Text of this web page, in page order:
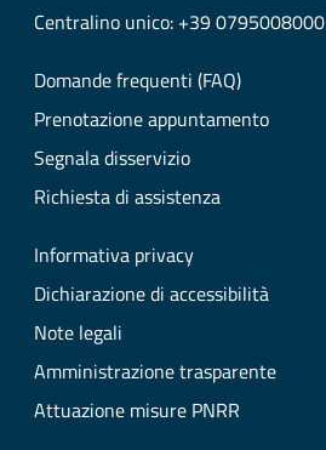
Centralino unico: +39 0795008000
Domande frequenti (FAQ)
Prenotazione appuntamento
Segnala disservizio
Richiesta di assistenza
Informativa privacy
Dichiarazione di accessibilità
Note legali
Amministrazione trasparente
Attuazione misure PNRR